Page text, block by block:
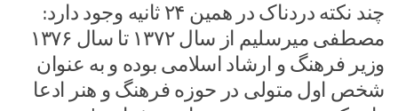
چند نکته دردناک در همین ۲۴ ثانیه وجود دارد:
مصطفی میرسلیم از سال ۱۳۷۲ تا سال ۱۳۷۶
وزیر فرهنگ و ارشاد اسلامی بوده و به عنوان
شخص اول متولی در حوزه فرهنگ و هنر ادعا